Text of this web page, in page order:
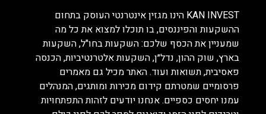
KAN INVEST הינו מגזין אינטרנטי העוסק בתחום
ההשקעות והפיננסים, בו תוכלו למצוא את כל מה
שמעניין את הכסף שלכם: השקעות בחו"ל, השקעות
בארץ, שוק ההון, נדל״ן, השקעות אלטרנטיביות, הכנסה
פאסיבית, תשואות ועוד. האתר מכיל גם מאמרים
פרסומיים שמטרתם קידום מכירות ומותגים, המנהלים
עמנו יחסים כספיים. אנחנו יודעים לזהות התפתחויות